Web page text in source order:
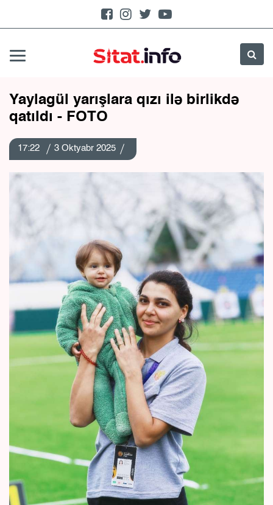
Yaylagül yarışlara qızı ilə birlikdə
qatıldı - FOTO
17:22 3 Oktyabr 2025